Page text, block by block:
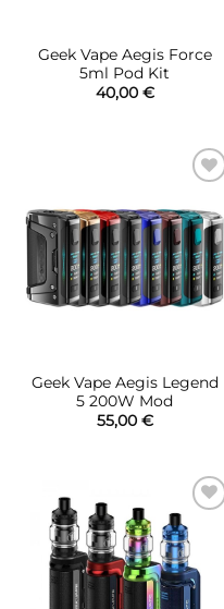
Geek Vape Aegis Force
5ml Pod Kit
40,00 €
στην λίστα
επιθυμιών
Geek Vape Aegis Legend
5 200W Mod
55,00 €
Πρόσθήκη
στην λίστα
επιθυμιών